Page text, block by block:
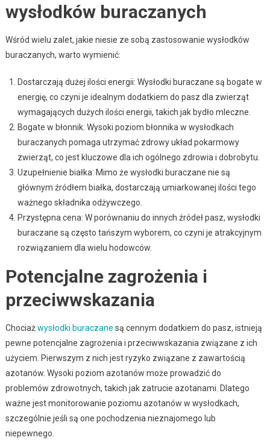
wysłodków buraczanych
Wśród wielu zalet, jakie niesie ze sobą zastosowanie wysłodków
buraczanych, warto wymienić:
Dostarczają dużej ilości energii: Wysłodki buraczane są bogate w
energię, co czyni je idealnym dodatkiem do pasz dla zwierząt
wymagających dużych ilości energii, takich jak bydło mleczne.
Bogate w błonnik: Wysoki poziom błonnika w wysłodkach
buraczanych pomaga utrzymać zdrowy układ pokarmowy
zwierząt, co jest kluczowe dla ich ogólnego zdrowia i dobrobytu.
Uzupełnienie białka: Mimo że wysłodki buraczane nie są
głównym źródłem białka, dostarczają umiarkowanej ilości tego
ważnego składnika odżywczego.
Przystępna cena: W porównaniu do innych źródeł pasz, wysłodki
buraczane są często tańszym wyborem, co czyni je atrakcyjnym
rozwiązaniem dla wielu hodowców.
Potencjalne zagrożenia i
przeciwwskazania
Chociażwysłodki buraczane są cennym dodatkiem do pasz, istnieją
pewne potencjalne zagrożenia i przeciwwskazania związane z ich
użyciem. Pierwszym z nich jest ryzyko związane z zawartością
azotanów. Wysoki poziom azotanów może prowadzić do
problemów zdrowotnych, takich jak zatrucie azotanami. Dlatego
ważne jest monitorowanie poziomu azotanów w wysłodkach,
szczególnie jeśli są one pochodzenia nieznajomego lub
niepewnego.